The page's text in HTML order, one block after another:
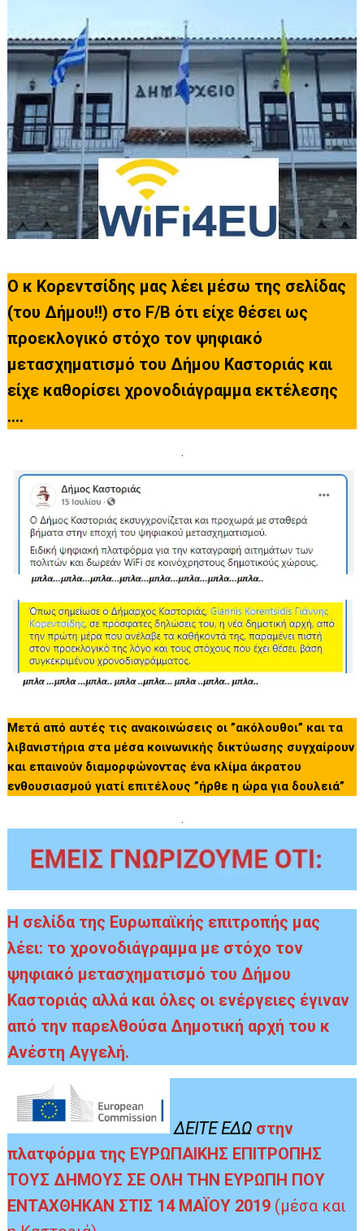
Ο κ Κορεντσίδης μας λέει μέσω της σελίδας
(του Δήμου!!) στο F/B ότι είχε θέσει ως
προεκλογικό στόχο τον ψηφιακό
μετασχηματισμό του Δήμου Καστοριάς και
είχε καθορίσει χρονοδιάγραμμα εκτέλεσης
….
.
Μετά από αυτές τις ανακοινώσεις οι ”ακόλουθοι” και τα
λιβανιστήρια στα μέσα κοινωνικής δικτύωσης συγχαίρουν
και επαινούν διαμορφώνοντας ένα κλίμα άκρατου
ενθουσιασμού γιατί επιτέλους ”ήρθε η ώρα για δουλειά”
.
Η σελίδα της Ευρωπαϊκής επιτροπής μας
λέει: το χρονοδιάγραμμα με στόχο τον
ψηφιακό μετασχηματισμό του Δήμου
Καστοριάς αλλά και όλες οι ενέργειες έγιναν
από την παρελθούσα Δημοτική αρχή του κ
Ανέστη Αγγελή.
ΔΕΙΤΕ ΕΔΩ στην
πλατφόρμα της ΕΥΡΩΠΑΙΚΗΣ ΕΠΙΤΡΟΠΗΣ
ΤΟΥΣ ΔΗΜΟΥΣ ΣΕ ΟΛΗ ΤΗΝ ΕΥΡΩΠΗ ΠΟΥ
ΕΝΤΑΧΘΗΚΑΝ ΣΤΙΣ 14 ΜΑΪΟΥ 2019 (μέσα και